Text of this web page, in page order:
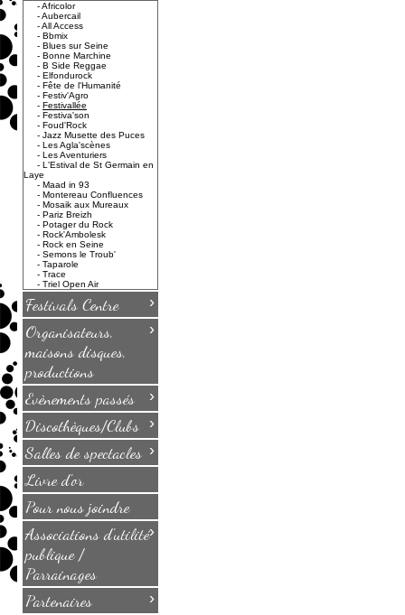
-Africolor
-Aubercail
-All Access
- Bbmix
- Blues sur Seine
- Bonne Marchine
- B Side Reggae
- Elfondurock
- Fête de l'Humanité
- Festiv'Agro
- Festivallée
- Festiva'son
- Foud'Rock
- Jazz Musette des Puces
- Les Agla'scènes
- Les Aventuriers
- L'Estival de St Germain en
Laye
- Maad in 93
- Montereau Confluences
- Mosaik aux Mureaux
- Pariz Breizh
- Potager du Rock
- Rock'Ambolesk
- Rock en Seine
- Semons le Troub'
- Taparole
- Trace
- Triel Open Air
Festivals Centre ›
Organisateurs,
maisons disques,
productions
›
Evènements passés ›
Discothèques/Clubs ›
Salles de spectacles ›
Livre d'or
Pour nous joindre
Associations d'utilité
publique /
Parrainages
›
Partenaires ›